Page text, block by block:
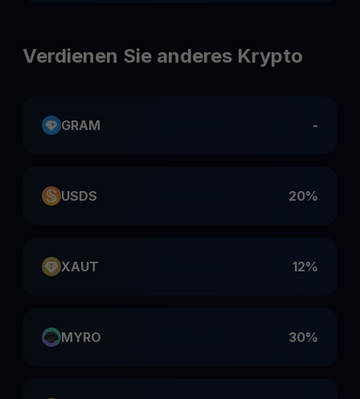
Verdienen Sie anderes Krypto
GRAM -
USDS 20%
XAUT 12%
MYRO 30%